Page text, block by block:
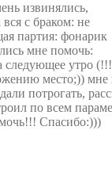
извинялись,
с браком: не
партия: фонарик
мне помочь:
следующее утро
место;)) мне
потрогать,
по всем
Спасибо:)))